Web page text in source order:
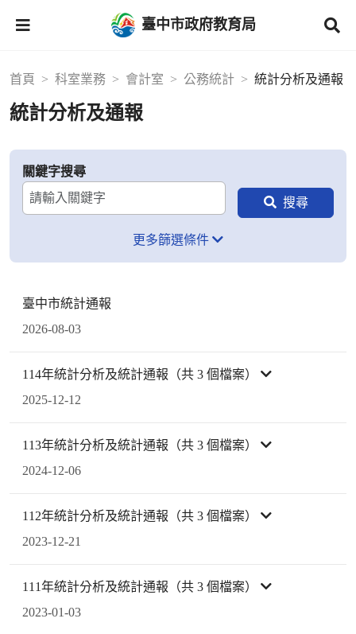
臺中市政府教育局
首頁 科室業務 會計室 公務統計 統計分析及通報
統計分析及通報
關鍵字搜尋
更多篩選條件
臺中市統計通報
2026-08-03
114年統計分析及統計通報（共 3 個檔案）
2025-12-12
113年統計分析及統計通報（共 3 個檔案）
2024-12-06
112年統計分析及統計通報（共 3 個檔案）
2023-12-21
111年統計分析及統計通報（共 3 個檔案）
2023-01-03